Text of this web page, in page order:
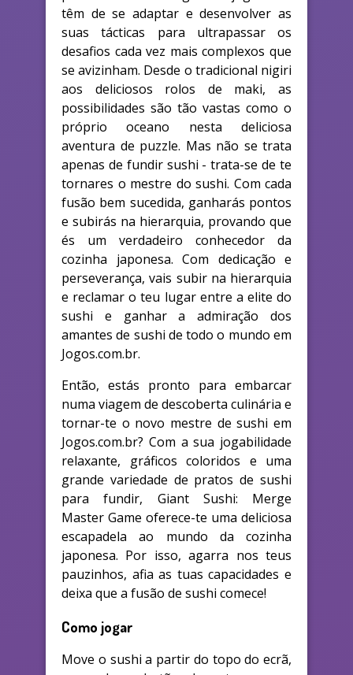
têm de se adaptar e desenvolver as
suas tácticas para ultrapassar os
desafios cada vez mais complexos que
se avizinham. Desde o tradicional nigiri
aos deliciosos rolos de maki, as
possibilidades são tão vastas como o
próprio oceano nesta deliciosa
aventura de puzzle. Mas não se trata
apenas de fundir sushi - trata-se de te
tornares o mestre do sushi. Com cada
fusão bem sucedida, ganharás pontos
e subirás na hierarquia, provando que
és um verdadeiro conhecedor da
cozinha japonesa. Com dedicação e
perseverança, vais subir na hierarquia
e reclamar o teu lugar entre a elite do
sushi e ganhar a admiração dos
amantes de sushi de todo o mundo em
Jogos.com.br.
Então, estás pronto para embarcar
numa viagem de descoberta culinária e
tornar-te o novo mestre de sushi em
Jogos.com.br? Com a sua jogabilidade
relaxante, gráficos coloridos e uma
grande variedade de pratos de sushi
para fundir, Giant Sushi: Merge
Master Game oferece-te uma deliciosa
escapadela ao mundo da cozinha
japonesa. Por isso, agarra nos teus
pauzinhos, afia as tuas capacidades e
deixa que a fusão de sushi comece!
Como jogar
Move o sushi a partir do topo do ecrã,